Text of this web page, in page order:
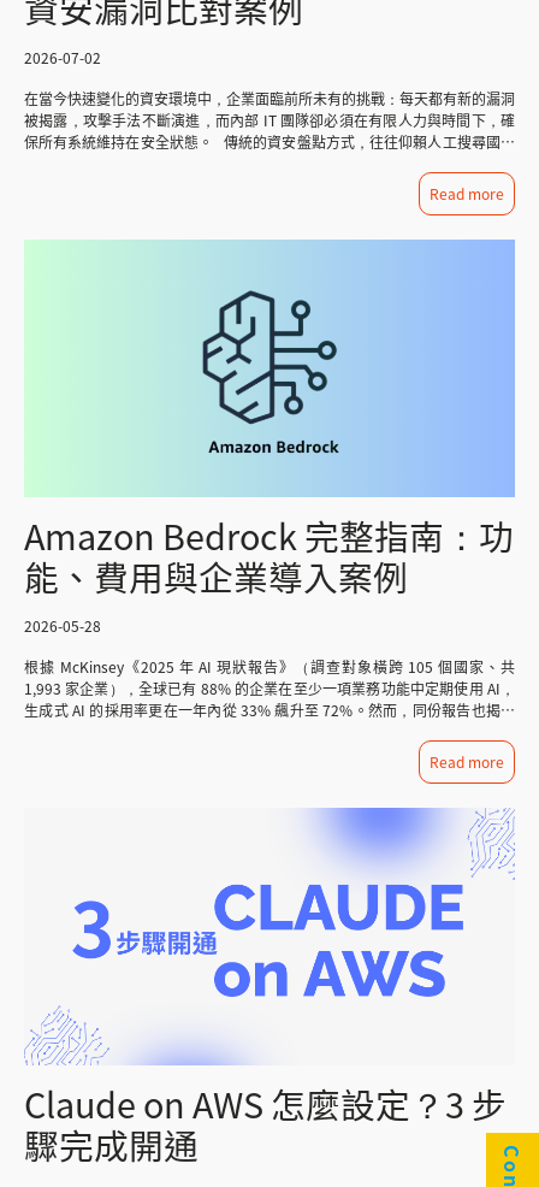
驗證與治理，企業應該先建立跨部門共用的分類規則，釐清哪些資訊該放進資
AI 應用。 Q4：企業想導入 AI 知識庫，應該從哪裡開始準備？ 建議先從
答紀錄等）、分散在哪些系統裡，接著才進入流程治理與 AI 訓練階段。 許多
企業容易忽略前期的知識治理，直接跳到工具導入，結果變成「AI 效益不
彰，於是繼續疊加工具」的惡性循環。正確的順序應該是先盤點、再治理、最
及客戶姓名、電話、消費紀錄等個資時）、以及專案角色分工不清（決策者、
執行的 IT 部門、實際使用的業務部門，三方對「成功」的定義往往不一
往不是「有沒有工具」，而是「不知道怎麼規劃治理架構、怎麼選對的服務組
合、怎麼從現況一步步走到 AI 就緒的狀態」。 CKmates 身為 AWS 與
Anthropic 的合作夥伴，協助企業從資料盤點、治理規劃到 AI 導入落地，提
供完整的顧問服務，讓企業不用自己摸索，就能少走冤枉路，更快看到 AI 導
面，Sol 追求的是能力上限，Terra 講求平衡，Luna 則主打速度與大量處理。
念、摘要文字、修改郵件、發想標題或生成圖片都很順手，它的定位是快速給
答案，不會主動把任務延伸成一套完整的工作流程，像是「幫我想幾個標題」
或「把這封信改得更客氣一點」，用 Chat 處理就已經足夠——只要不涉及多
份資料、複雜工具或完整檔案輸出，通常也不需要換到 Work。 Work：從回
答問題，走到產出成品 Work 是為多步驟任務設計的模式，能讀取資料來源、
規劃執行步驟、串接外掛，最後產出簡報、試算表、文件或網站等完整成品，
跟 Chat 不同的是，Work 處理的比較像一項有明確終點的工作，而不只是回
一份簡報」，Work 會先消化資料來源，再規劃簡報架構、撰寫內容，最後產
開發人員為主，可以讀取程式碼庫、修改多個檔案、執行建置與測試，完成後
條列出修改內容，方便團隊整理成 Pull Request 進行審查。例如交代它「找
出手機版首頁按鈕點擊失效的原因，修正並跑過測試」，Codex 就能從檢查
問題一路做到驗證結果。就算沒有程式背景，也能請它做簡單的網站或互動工
具，只是交付前最好還是檢查一下套件、權限與資安相關設定，別完全放著不
是分別對應不同的工作深度、速度與成本考量。 Sol 是能力最完整的一款，適
合處理開放式、資訊量大、需要判斷力的工作——像是深度研究、大型程式修
設的 Sol 搭配中等推理程度就好，這個組合在能力、速度、額度之間相對平
衡，之後再依實際成果決定要不要往上調。 Terra 則是多數日常辦公任務的平
衡選擇，整理報告、寫郵件、做簡報、處理會議記錄這類不需要極深推理的工
作，Terra 通常已經足夠應付，速度也更快。 Luna 主打速度與較低成本，適
合資料擷取、分類、格式轉換這類大量、規則明確的重複性工作——不過用
速度優勢。 Gemini 3.6 Flash：高流量場景的性價比之選 Google 在 2026 年
token 9 美元降到 7.5 美元，同時完成相同任務所需的輸出 token 量減少了約
17%，實際換算下來的成本降幅比表面數字更明顯。知識截止日也從 2025 年
1 月推進到 2026 年 3 月，代表模型對近期事件與技術的掌握度更新。 Flash
並不是單純的輕量聊天模型，而是想在品質、速度與成本之間找到平衡點，讓
開發者能放心把它放進需要反覆推理、反覆執行的 AI agent 架構裡。這一代
在三個面向上進步比較明顯：程式開發、知識工作，以及多模態分析——也就
是能同時處理文字、圖片、圖表等不同形式的資料，不再侷限於純文字輸入。
比較值得留意的，是一些不容易從單次回覆感受到、但長期使用會很有感的改
進：不必要的程式碼修改變少了，執行迴圈的次數降低，完成多步驟工作所需
的推理步驟與工具呼叫也更精簡，這類改進的意義，其實比「單次回覆快幾
秒」更重要——因為 AI agent 的延遲與費用，是每一輪操作疊加出來的，步
驟少一點、迴圈少繞一次，長期跑下來的成本差距會被放大。 Gemini 系列一
向以高流量、低延遲見長，加上原生支援多模態輸入（文字、圖片、影片），
在需要同時處理大量並行請求、且預算敏感的場景中，仍是市場上很有競爭力
的選擇，這樣的特性，也讓它特別適合用在高流量客服對話系統、RAG 問答
應用、對回應延遲敏感的大量並行場景，以及涉及影像或影片理解的多模態應
用上。 企業導入AI模型常見的三個誤區 誤區一：只選一個模型打天下 多數
成熟企業已經走向混合部署，依任務難度動態分流——高階推理交給Fable 5
或Sol，量產型任務交給Flash或Luna。單一模型很難同時滿足品質與成本兩
端的需求。 誤區二：只比定價、不比隱藏成本 Token使用效率、任務重跑
率、輸出後的人工校對成本，往往比表面的每百萬token單價更能決定實際總
成本。有些模型單價低，但因為需要更多輪次才能達到理想結果，反而更貴。
誤區三：忽略資料治理與合規要求 不同模型在資料保留政策、地區合規能力
上差異不小，尤其涉及客戶個資或商業機密的場景，企業導入前務必先確認清
AWS Console 部署 資料串接 需開發者自行接入資料源 內建連接器，可直接
串接企業內部工具 底層模型彈性 就是模型本身 可透過 Amazon Bedrock 選
擇搭載模型，包含 Claude 定價結構 依 API 用量或訂閱方案計費 帳戶月費
需要客製化 AI 應用的場景 需要開箱即用企業助理、重視BI與跨部門自動化的
組織 使用情境比較 如果企業的需求是「打造一個能理解複雜指令、產出高
品質內容或程式碼的 AI 功能」，例如客服機器人、內部知識助手、程式開發
的需求是「讓非技術團隊也能直接對話式操作資料、產出報告與儀表板，並自
動化跨系統的重複性工作」，例如業務團隊的商機優先排序、行銷團隊的成效
會更貼近需求。 兩者能否互補？ 事實上，這正是企業選擇 Amazon Quick
載 Claude 模型，等於企業不需要在「使用 Claude」與「使用 Amazon
生成能力，再加上 Amazon Quick 內建的連接器、工作流程自動化與企業級
整合，對於已經是 AWS 用戶、或希望一站式導入高品質AI能力的企業而言，
Amazon Quick 提供的是更完整、更省力的路徑，而不必額外投入資源自行串
下，企業不需要在兩者之間做出非此即彼的選擇，而是根據不同部門、不同任
務類型，搭配使用。 CKmates 同時是 AWS 與 Anthropic 的合作夥伴，長
期協助企業評估與導入雲端及AI解決方案。我們發現，許多企業在導入AI助理
時最大的挑戰不是技術選型，而是「不清楚自己真正需要什麼」。無論是希望
備資料分析與自動化能力，CKmates 都能提供從需求評估、架構規劃到落地
導入的完整顧問服務。 常見問題 FAQ Q1:Claude 和 Amazon Quick 是競爭
產品嗎？ 不完全是，Claude 是基礎語言模型，Amazon Quick 是建立在AI之
上的工作空間產品，兩者屬於不同層級，甚至可以透過 Bedrock 搭配使用。
Q2:Amazon Quick 可以使用 Claude 模型嗎？ 可以。企業可透過 Amazon
Bedrock 在 Amazon Quick 中選擇搭載 Claude 模型，結合兩者優勢。 Q3:
中小企業應該優先導入哪一個？ 若團隊沒有開發資源、希望快速上線資料分
什麼？ 建議先釐清核心使用情境(內容生成 vs 資料自動化)、既有雲端架構，
估企業適合導入 Claude、Amazon Quick，或是兩者搭配的解決方案嗎？歡
迎與 CKmates 聯繫，由專業顧問團隊協助您規劃最適合的AI導入策略。
2026-07-02
在當今快速變化的資安環境中，企業面臨前所未有的挑戰：每天都有新的漏洞
被揭露，攻擊手法不斷演進，而內部 IT 團隊卻必須在有限人力與時間下，確
保所有系統維持在安全狀態。 傳統的資安盤點方式，往往仰賴人工搜尋國外
安漏洞比對案例，分享企業如何運用 Amazon Quick 這套整合 AI 助手、知識
日常工作工具中（如 Microsoft Word、瀏覽器等），使用者只需透過自然語
言對話，即可請它協助文件編輯、資料分析、摘要生成等任務。在本案例中，
Chat Agent 扮演「指揮中樞」的角色，負責協調各項功能的串接與資料處
備即時搜尋外部網頁的能力。不同於傳統搜尋引擎需要使用者自行篩選結果，
Amazon Quick 能理解搜尋意圖，自動擷取並整理相關資訊。對於需要追蹤最
新資安漏洞的團隊而言，這項功能大幅降低了資訊蒐集的門檻。 Spaces：
進行查詢與分析，讓跨資料源的比對作業成為可能。 Amazon Quick 實際案
例：用 AI 完成資安漏洞比對與內部系統盤點 企業進行資安風險評估時，往往
需要仰賴資安工具與外部已知漏洞資訊，而這些資訊若要與內部系統資產做關
聯，通常需要指派專人判讀、確認哪些系統可能受到影響。 傳統資安做法的
四大痛點 痛點 說明 時間成本高 每次完整盤點需要數小時，且頻率受限於人
面對數百筆系統資產與數十筆漏洞資訊，難免有疏漏 格式不一致 外部資安資
訊與內部盤點表的命名慣例不同，增加比對難度 傳統做法 vs. Amazon
Quick 方案對比 比較項目 傳統做法 Amazon Quick 方案 資訊蒐集 人工搜尋
並比對內部系統。」Amazon Quick 會透過 Web Search 功能即時搜尋多個資
安網站，自動彙整漏洞編號、影響範圍、嚴重等級等關鍵資訊，並以結構化方
Spaces 中調閱公司的系統盤點表，內容包含所有線上系統的名稱、版本、作
業系統、使用的中介軟體等資訊。由於盤點表已事先上傳至 Spaces，
Amazon Quick 能直接讀取並理解其內容結構。 步驟三：交叉比對與風險識
點表進行交叉比對。AI 助手能理解不同資料源之間的語義對應關係，自動識
別可能受影響的系統，並標註風險等級。 步驟四：產出結構化風險報告 最
後，Amazon Quick 將比對結果整理成結構化風險報告，包含受影響系統清
單、對應的 CVE 編號、建議修補措施等，可直接作為資安會議討論素材，或
用：將 Amazon Quick 安裝在瀏覽器上，資安人員瀏覽資安新聞時，即可直
接詢問網頁內容中的資安事件是否與公司內部系統有關，進一步提升即時應變
能力。 實施成效：導入 Amazon Quick 後的四項具體效益 • 時間節省：
原本數小時的作業縮短至 30 分鐘以內 • 準確度提高：AI 的語義理解能力
Read more
Amazon Bedrock 完整指南：功
能、費用與企業導入案例
2026-05-28
根據 McKinsey《2025 年 AI 現狀報告》（調查對象橫跨 105 個國家、共
1,993 家企業），全球已有 88% 的企業在至少一項業務功能中定期使用 AI，
生成式 AI 的採用率更在一年內從 33% 飆升至 72%。然而，同份報告也揭露
化落地，能將 AI 連結到實際財務成效（EBIT）的企業更只有 39%。
Gartner 則預測，2026 年底前將有 40% 的企業應用程式內建任務型 AI 代
局，已成為企業競爭力的分水嶺，這道「從試驗到落地」的鴻溝，正
麼？ Amazon Bedrock 是 AWS 推出的全託管生成式 AI 服務平台，讓企業透
過單一 API 存取來自 Anthropic、Meta、Mistral 等全球頂尖 AI 供應商的基
礎模型（Foundation Models），無需自建算力基礎設施，快速啟動 AI 應用
支援模型、費用方案及真實企業導入案例，協助您評估是否適合導入。 一、
Amazon Bedrock 是什麼？ Amazon Bedrock 是 Amazon Web
Services（AWS）推出的完全託管生成式 AI 服務平台，專為希望快速開發 AI
應用的企業與開發者設計。透過統一的 API 介面，使用者無需自建 GPU 算力
叢集，即可直接呼叫來自多家頂尖 AI 公司（如 Anthropic、Meta、Mistral）
以及 Amazon 自家的基礎模型。 Amazon Bedrock 的三大核心優勢 1. 降低
（Serverless）架構，按用量付費，大幅降低 AI 導入的初始投資。 2. 多模型
統一管理 透過單一平台存取數十種業界領先模型，依任務需求靈活切換，不
受單一廠商綁定。 3. 企業級安全與隱私保障 Bedrock 明確承諾使用者的私有
資料不會被用於訓練公有模型，所有資料始終保留在企業私有的 AWS 雲端環
Read more
Claude on AWS 怎麼設定？3 步
驟完成開通